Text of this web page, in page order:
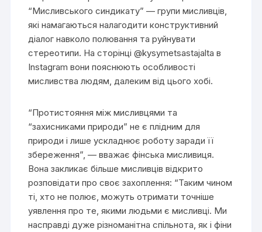
“Мисливського синдикату” — групи мисливців,
які намагаються налагодити конструктивний
діалог навколо полювання та руйнувати
стереотипи. На сторінці @kysymetsastajalta в
Instagram вони пояснюють особливості
мисливства людям, далеким від цього хобі.
“Протистояння між мисливцями та
“захисниками природи” не є плідним для
природи і лише ускладнює роботу заради її
збереження”, — вважає фінська мисливиця.
Вона закликає більше мисливців відкрито
розповідати про своє захоплення: “Таким чином
ті, хто не полює, можуть отримати точніше
уявлення про те, якими людьми є мисливці. Ми
насправді дуже різноманітна спільнота, як і фіни